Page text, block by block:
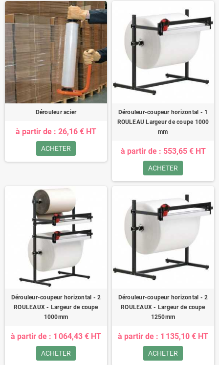
Dérouleur acier
à partir de : 26,16 € HT
ACHETER
Dérouleur-coupeur horizontal - 1
ROULEAU Largeur de coupe 1000
mm
à partir de : 553,65 € HT
ACHETER
Dérouleur-coupeur horizontal - 2
ROULEAUX - Largeur de coupe
1000mm
à partir de : 1 064,43 € HT
ACHETER
Dérouleur-coupeur horizontal - 2
ROULEAUX - Largeur de coupe
1250mm
à partir de : 1 135,10 € HT
ACHETER